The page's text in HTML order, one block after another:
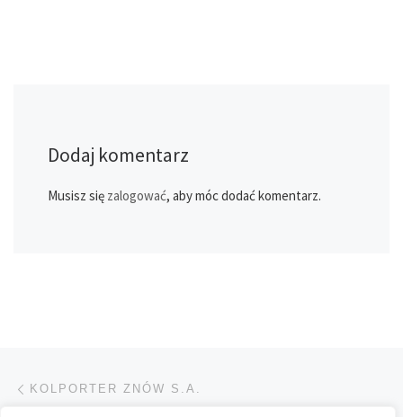
Dodaj komentarz
Musisz się zalogować, aby móc dodać komentarz.
Przeglądanie Wpisów
KOLPORTER ZNÓW S.A.